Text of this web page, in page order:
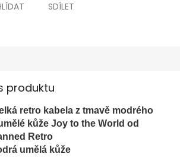
SDÍLET
produktu
retro kabela z tmavě modrého
kůže Joy to the World od
Retro
umělá kůže